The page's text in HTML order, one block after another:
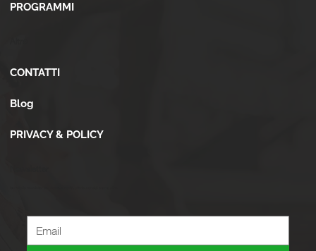
PROGRAMMI
CONTATTI
Blog
PRIVACY & POLICY